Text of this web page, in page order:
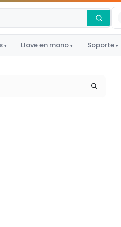
▾ Llave en mano ▾ Soporte ▾